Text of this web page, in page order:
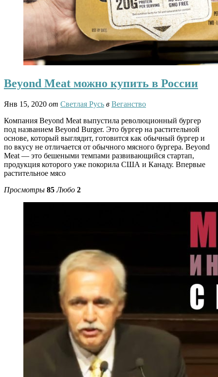
Beyond Meat можно купить в России
Янв 15, 2020 от Светлая Русь в Веганство
Компания Beyond Meat выпустила революционный бургер
под названием Beyond Burger. Это бургер на растительной
основе, который выглядит, готовится как обычный бургер и
по вкусу не отличается от обычного мясного бургера. Beyond
Meat — это бешеными темпами развивающийся стартап,
продукция которого уже покорила США и Канаду. Впервые
растительное мясо
Просмотры 85 Любо 2